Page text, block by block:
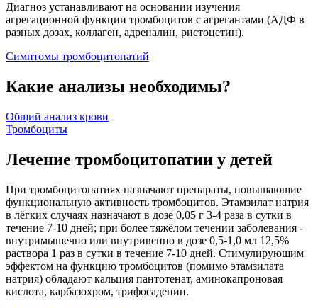
Диагноз устанавливают на основании изучения
агрегационной функции тромбоцитов с агрегантами (АДФ в
разных дозах, коллаген, адреналин, ристоцетин).
Симптомы тромбоцитопатий
Какие анализы необходимы?
Общий анализ крови
Тромбоциты
Лечение тромбоцитопатии у детей
При тромбоцитопатиях назначают препараты, повышающие
функциональную активность тромбоцитов. Этамзилат натрия
в лёгких случаях назначают в дозе 0,05 г 3-4 раза в сутки в
течение 7-10 дней; при более тяжёлом течении заболевания -
внутримышечно или внутривенно в дозе 0,5-1,0 мл 12,5%
раствора 1 раз в сутки в течение 7-10 дней. Стимулирующим
эффектом на функцию тромбоцитов (помимо этамзилата
натрия) обладают кальция пантотенат, аминокапроновая
кислота, карбазохром, трифосаденин.